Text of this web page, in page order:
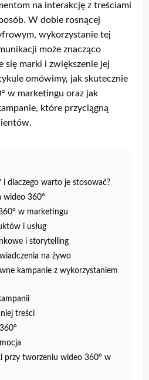
na interakcję z treściami
W dobie rosnącej
wykorzystanie tej
może znacząco
się marki i zwiększenie jej
omówimy, jak skutecznie
w marketingu oraz jak
które przyciągną
i dlaczego warto je stosować?
wideo 360°
w marketingu
i usług
i storytelling
na żywo
kampanie z wykorzystaniem
treści
przy tworzeniu wideo 360° w